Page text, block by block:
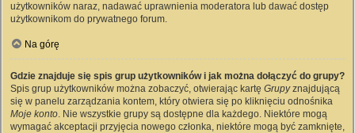
użytkowników naraz, nadawać uprawnienia moderatora lub dawać dostęp
użytkownikom do prywatnego forum.
Na górę
Gdzie znajduje się spis grup użytkowników i jak można dołączyć do grupy?
Spis grup użytkowników można zobaczyć, otwierając kartę Grupyznajdującą
się w panelu zarządzania kontem, który otwiera się po kliknięciu odnośnika
Moje konto. Nie wszystkie grupy są dostępne dla każdego. Niektóre mogą
wymagać akceptacji przyjęcia nowego członka, niektóre mogą być zamknięte,